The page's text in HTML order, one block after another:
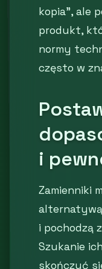
kopia”, ale
produkt,
normy
często w
i
Zamienniki
i pochodzą
Szukanie
skończyć